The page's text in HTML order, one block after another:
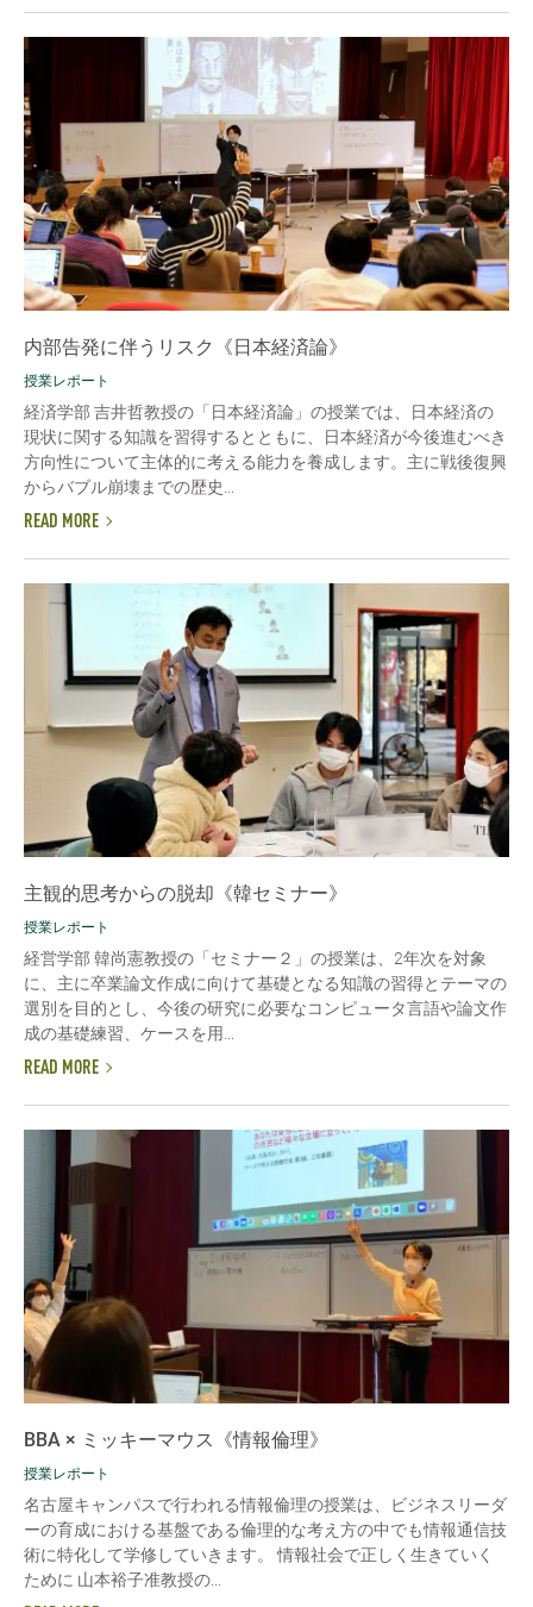
内部告発に伴うリスク《日本経済論》
授業レポート
経済学部 吉井哲教授の「日本経済論」の授業では、日本経済の
現状に関する知識を習得するとともに、日本経済が今後進むべき
方向性について主体的に考える能力を養成します。主に戦後復興
からバブル崩壊までの歴史...
READ MORE
主観的思考からの脱却《韓セミナー》
授業レポート
経営学部 韓尚憲教授の「セミナー２」の授業は、2年次を対象
に、主に卒業論文作成に向けて基礎となる知識の習得とテーマの
選別を目的とし、今後の研究に必要なコンピュータ言語や論文作
成の基礎練習、ケースを用...
READ MORE
BBA × ミッキーマウス《情報倫理》
授業レポート
名古屋キャンパスで行われる情報倫理の授業は、ビジネスリーダ
ーの育成における基盤である倫理的な考え方の中でも情報通信技
術に特化して学修していきます。 情報社会で正しく生きていく
ために 山本裕子准教授の...